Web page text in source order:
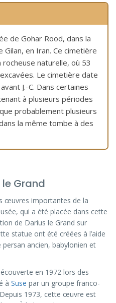
de Gohar Rood, dans la
en Iran. Ce cimetière
naturelle, où 53
Le cimetière date
J.-C. Dans certaines
à plusieurs périodes
probablement plusieurs
la même tombe à des
Grand
œuvres importantes de la
qui a été placée dans cette
de Darius le Grand sur
statue ont été créées à l’aide
ancien, babylonien et
en 1972 lors des
à Suse par un groupe franco-
1973, cette œuvre est